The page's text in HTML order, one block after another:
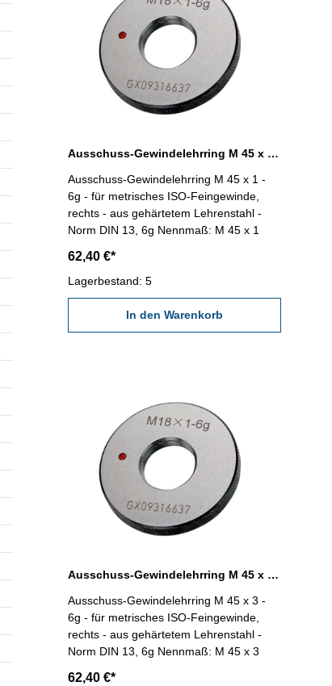
Ausschuss-Gewindelehrring M 45 x 1 - 6g DIN 13
Ausschuss-Gewindelehrring M 45 x 1 -
6g - für metrisches ISO-Feingewinde,
rechts - aus gehärtetem Lehrenstahl -
Norm DIN 13, 6g Nennmaß: M 45 x 1
62,40 €*
Lagerbestand: 5
In den Warenkorb
Ausschuss-Gewindelehrring M 45 x 3 - 6g DIN 13
Ausschuss-Gewindelehrring M 45 x 3 -
6g - für metrisches ISO-Feingewinde,
rechts - aus gehärtetem Lehrenstahl -
Norm DIN 13, 6g Nennmaß: M 45 x 3
62,40 €*